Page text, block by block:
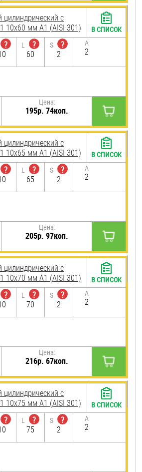
с
10х60 мм А1 (AISI 301)
?
L
?
60
S
?
2
A
2
Цена:
195р. 74коп.
В СПИСОК
с
10х65 мм А1 (AISI 301)
?
L
?
65
S
?
2
A
2
Цена:
205р. 97коп.
В СПИСОК
с
10х70 мм А1 (AISI 301)
?
L
?
70
S
?
2
A
2
Цена:
216р. 67коп.
В СПИСОК
с
10х75 мм А1 (AISI 301)
?
L
?
75
S
?
2
A
2
В СПИСОК